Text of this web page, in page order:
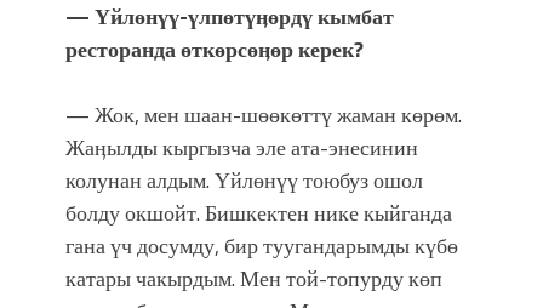
— Үйлөнүү-үлпөтүӊөрдү кымбат
ресторанда өткөрсөӊөр керек?
— Жок, мен шаан-шөөкөттү жаман көрөм.
Жаӊылды кыргызча эле ата-энесинин
колунан алдым. Үйлөнүү тоюбуз ошол
болду окшойт. Бишкектен нике кыйганда
гана үч досумду, бир туугандарымды күбө
катары чакырдым. Мен той-топурду көп